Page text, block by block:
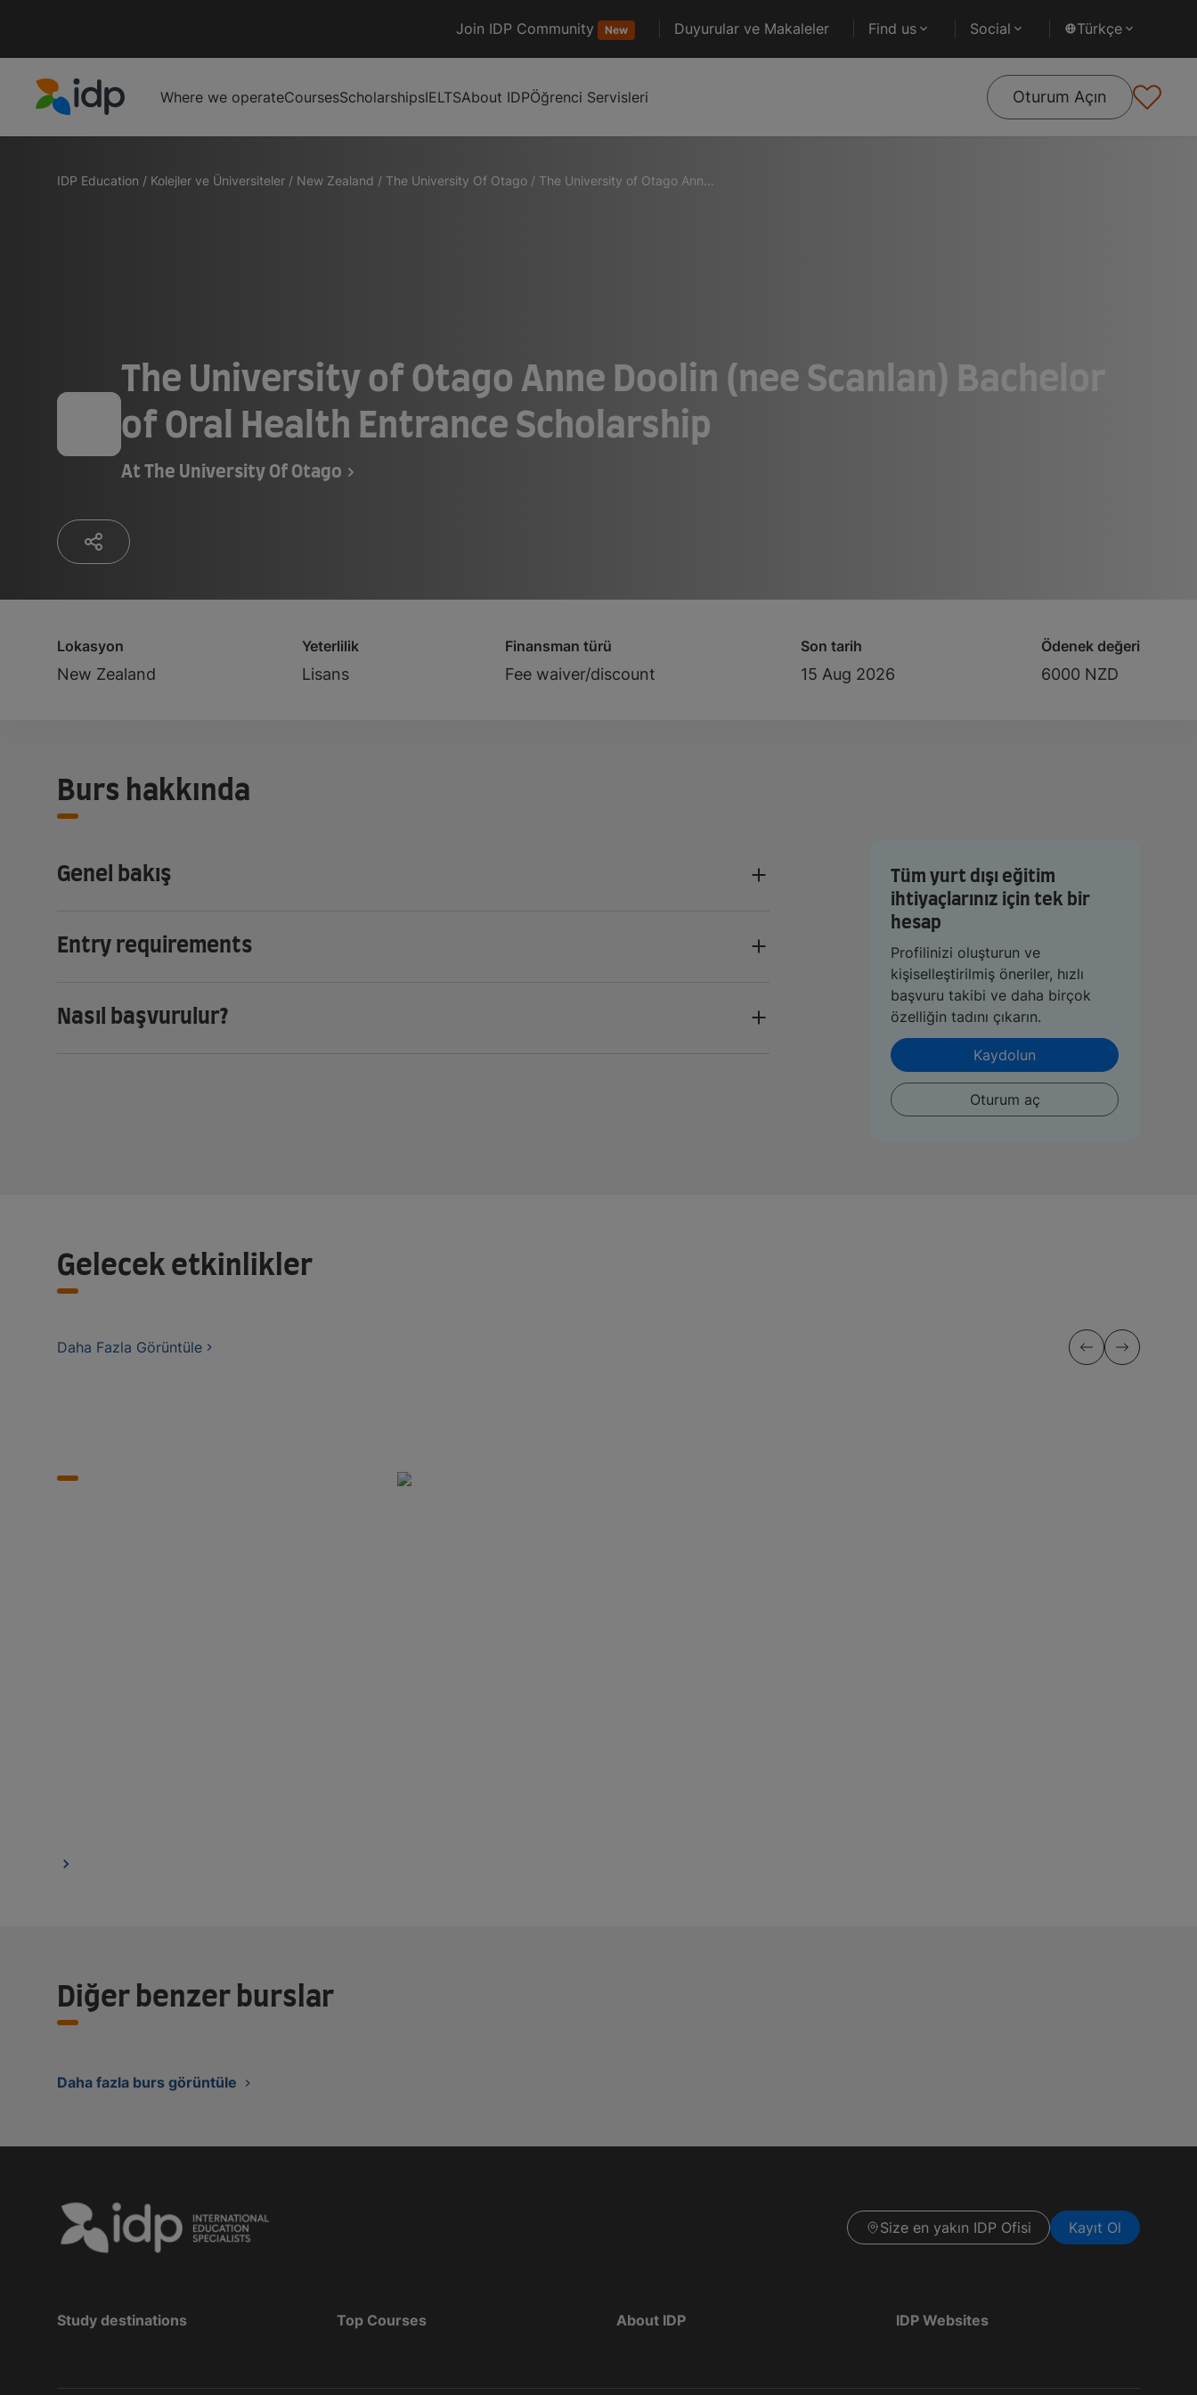
Join IDP Community New Duyurular ve Makaleler Find us Social Türkçe
Where we operateCoursesScholarshipsIELTSAbout IDPÖğrenci Servisleri Oturum Açın
IDP Education / Kolejler ve Üniversiteler / New Zealand / The University Of Otago / The University of Otago Ann...
The University of Otago Anne Doolin (nee Scanlan) Bachelor
of Oral Health Entrance Scholarship
At The University Of Otago
Lokasyon
New Zealand
Yeterlilik
Lisans
Finansman türü
Fee waiver/discount
Son tarih
15 Aug 2026
Ödenek değeri
6000 NZD
Burs hakkında
Genel bakış
Entry requirements
Nasıl başvurulur?
Tüm yurt dışı eğitim
ihtiyaçlarınız için tek bir
hesap
Profilinizi oluşturun ve
kişiselleştirilmiş öneriler, hızlı
başvuru takibi ve daha birçok
özelliğin tadını çıkarın.
Kaydolun
Oturum aç
Gelecek etkinlikler
Daha Fazla Görüntüle
Diğer benzer burslar
Daha fazla burs görüntüle
Size en yakın IDP Ofisi Kayıt Ol
Study destinations Top Courses About IDP IDP Websites